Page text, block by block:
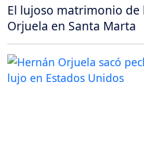
El lujoso matrimonio de
Orjuela en Santa Marta